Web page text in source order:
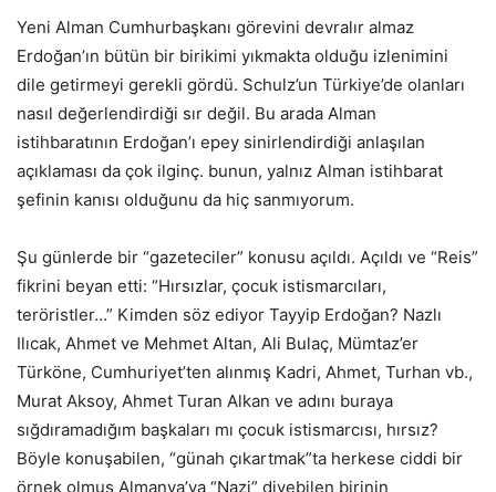
Yeni Alman Cumhurbaşkanı görevini devralır almaz
Erdoğan’ın bütün bir birikimi yıkmakta olduğu izlenimini
dile getirmeyi gerekli gördü. Schulz’un Türkiye’de olanları
nasıl değerlendirdiği sır değil. Bu arada Alman
istihbaratının Erdoğan’ı epey sinirlendirdiği anlaşılan
açıklaması da çok ilginç. bunun, yalnız Alman istihbarat
şefinin kanısı olduğunu da hiç sanmıyorum.
Şu günlerde bir “gazeteciler” konusu açıldı. Açıldı ve “Reis”
fikrini beyan etti: “Hırsızlar, çocuk istismarcıları,
teröristler…” Kimden söz ediyor Tayyip Erdoğan? Nazlı
Ilıcak, Ahmet ve Mehmet Altan, Ali Bulaç, Mümtaz’er
Türköne, Cumhuriyet’ten alınmış Kadri, Ahmet, Turhan vb.,
Murat Aksoy, Ahmet Turan Alkan ve adını buraya
sığdıramadığım başkaları mı çocuk istismarcısı, hırsız?
Böyle konuşabilen, “günah çıkartmak”ta herkese ciddi bir
örnek olmuş Almanya’ya “Nazi” diyebilen birinin